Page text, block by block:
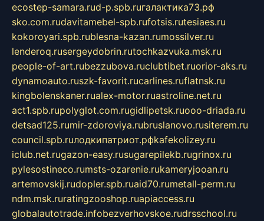
ecostep-samara.rud-p.spb.ruгалактика73.рф
sko.com.rudavitamebel-spb.rufotsis.rutesiaes.ru
kokoroyari.spb.rublesna-kazan.rumossilver.ru
lenderoq.rusergeydobrin.rutochkazvuka.msk.ru
people-of-art.rubezzubova.ruclubtibet.ruorior-aks.ru
dynamoauto.ruszk-favorit.rucarlines.ruflatnsk.ru
kingbolenskaner.rualex-motor.ruastroline.net.ru
act1.spb.rupolyglot.com.rugidlipetsk.ruooo-driada.ru
detsad125.rumir-zdoroviya.rubruslanovo.rusiterem.ru
council.spb.ruлодкипатриот.рфkafekolizey.ru
iclub.net.rugazon-easy.rusugarepilekb.rugrinox.ru
pylesostineco.rumsts-ozarenie.rukameryjooan.ru
artemovskij.rudopler.spb.ruaid70.rumetall-perm.ru
ndm.msk.ruratingzooshop.ruapiaccess.ru
globalautotrade.infobezverhovskoe.rudrsschool.ru